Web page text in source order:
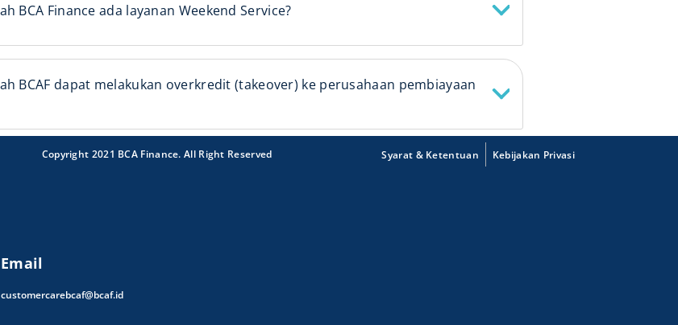
BCA Finance ada layanan Weekend Service?
BCAF dapat melakukan overkredit (takeover) ke perusahaan pembiayaan
Copyright 2021 BCA Finance. All Right Reserved Syarat & Ketentuan Kebijakan Privasi
Email
customercarebcaf@bcaf.id